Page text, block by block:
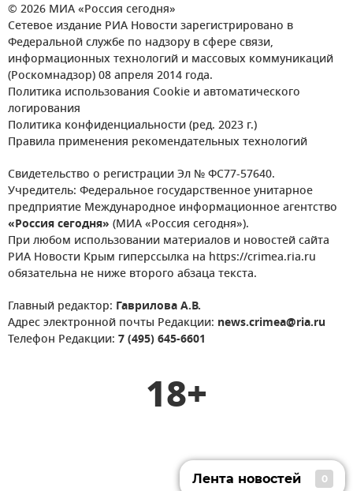
© 2026 МИА «Россия сегодня»
Сетевое издание РИА Новости зарегистрировано в
Федеральной службе по надзору в сфере связи,
информационных технологий и массовых коммуникаций
(Роскомнадзор) 08 апреля 2014 года.
Политика использования Cookie и автоматического
логирования
Политика конфиденциальности (ред. 2023 г.)
Правила применения рекомендательных технологий
Свидетельство о регистрации Эл № ФС77-57640.
Учредитель: Федеральное государственное унитарное
предприятие Международное информационное агентство
«Россия сегодня» (МИА «Россия сегодня»).
При любом использовании материалов и новостей сайта
РИА Новости Крым гиперссылка на https://crimea.ria.ru
обязательна не ниже второго абзаца текста.
Главный редактор: Гаврилова А.В.
Адрес электронной почты Редакции: news.crimea@ria.ru
Телефон Редакции: 7 (495) 645-6601
18+
Лента новостей 0